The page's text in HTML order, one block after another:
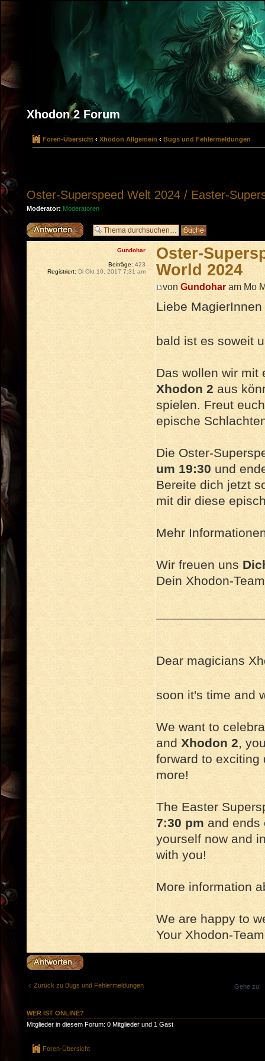
Xhodon 2 Forum
Foren-Übersicht ‹ Xhodon Allgemein ‹ Bugs und Fehlermeldungen
Oster-Superspeed Welt 2024 / Easter-
Moderator: Moderatoren
Antwort erstellen
Oster-
World 2024
von Gundoharam Mo
Liebe
bald ist es soweit
Das wollen wir mit
Xhodon 2 aus
spielen. Freut
epische
Die Oster-
um 19:30 und
Bereite dich jetzt
mit dir diese
Mehr
Wir freuen uns
Dein Xhodon-Team
Dear magicians
soon it's time and
We want to
and Xhodon 2,
forward to exciting
more!
The Easter
7:30 pm and
yourself now and
with you!
More information
We are happy to
Your Xhodon-Team
Gundohar
Beiträge: 423
Registriert: Di Okt 10, 2017 7:31 am
Antwort erstellen
Zurück zu Bugs und Fehlermeldungen Gehe zu:
WER IST ONLINE?
Mitglieder in diesem Forum: 0 Mitglieder und 1 Gast
Foren-Übersicht